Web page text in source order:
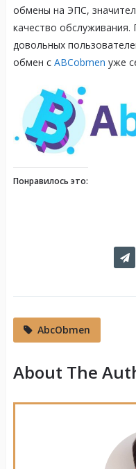
обмены на ЭПС,
качество обслуживания.
довольных
обмен с ABCobmen уже
Понравилось это:
AbcObmen
About The